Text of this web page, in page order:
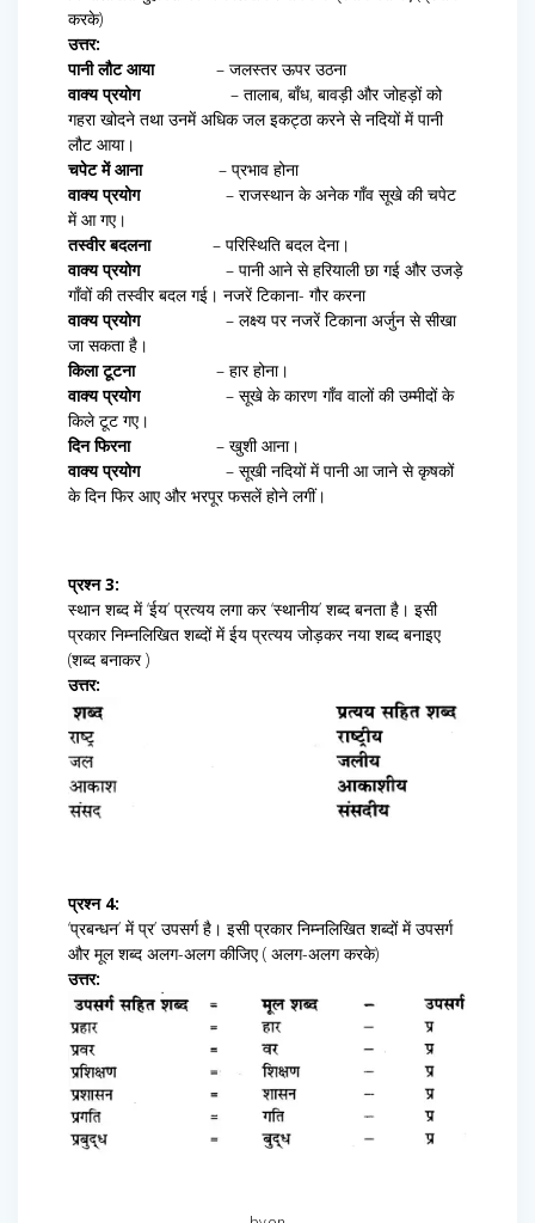
करके)
उत्तर:
पानी लौट आया
– जलस्तर ऊपर उठना
वाक्य प्रयोग
– तालाब, बाँध, बावड़ी और जोहड़ों को
गहरा खोदने तथा उनमें अधिक जल इकट्ठा करने से नदियों में पानी
लौट आया।
चपेट में आना
– प्रभाव होना
वाक्य प्रयोग
– राजस्थान के अनेक गाँव सूखे की चपेट
में आ गए।
तस्वीर बदलना
– परिस्थिति बदल देना।
वाक्य प्रयोग
– पानी आने से हरियाली छा गई और उजड़े
गाँवों की तस्वीर बदल गई। नजरें टिकाना- गौर करना
वाक्य प्रयोग
– लक्ष्य पर नजरें टिकाना अर्जुन से सीखा
जा सकता है।
किला टूटना
– हार होना।
वाक्य प्रयोग
– सूखे के कारण गाँव वालों की उम्मीदों के
किले टूट गए।
दिन फिरना
– खुशी आना।
वाक्य प्रयोग
– सूखी नदियों में पानी आ जाने से कृषकों
के दिन फिर आए और भरपूर फसलें होने लगीं।
प्रश्न 3:
स्थान शब्द में ‘ईय’ प्रत्यय लगा कर ‘स्थानीय’ शब्द बनता है। इसी
प्रकार निम्नलिखित शब्दों में ईय प्रत्यय जोड़कर नया शब्द बनाइए
(शब्द बनाकर )
उत्तर:
प्रश्न 4:
‘प्रबन्धन’ में प्र’ उपसर्ग है। इसी प्रकार निम्नलिखित शब्दों में उपसर्ग
और मूल शब्द अलग-अलग कीजिए ( अलग-अलग करके)
उत्तर: